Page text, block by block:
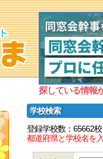
探している情報
学校検索
登録学校数：65662校
都道府県と学校名を